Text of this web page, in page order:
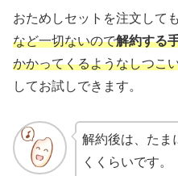
おためしセットを注文しても
など一切ないので解約する
かかってくるようなしつこ
してお試しできます。
解約後は、たま
くくらいです。